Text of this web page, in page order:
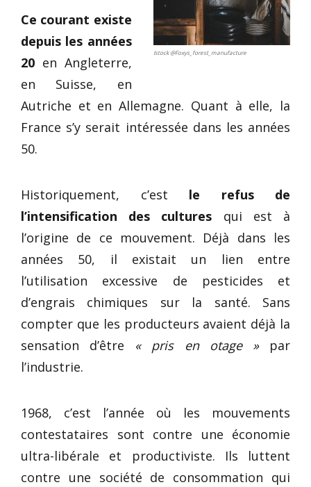
Istock @Foxys_forest_manufacture
Ce courant existe
depuis les années
20 en Angleterre,
en Suisse, en
Autriche et en Allemagne. Quant à elle, la
France s’y serait intéressée dans les années
50.
Historiquement, c’est le refus de
l’intensification des cultures qui est à
l’origine de ce mouvement. Déjà dans les
années 50, il existait un lien entre
l’utilisation excessive de pesticides et
d’engrais chimiques sur la santé. Sans
compter que les producteurs avaient déjà la
sensation d’être « pris en otage »par
l’industrie.
1968, c’est l’année où les mouvements
contestataires sont contre une économie
ultra-libérale et productiviste. Ils luttent
contre une société de consommation qui